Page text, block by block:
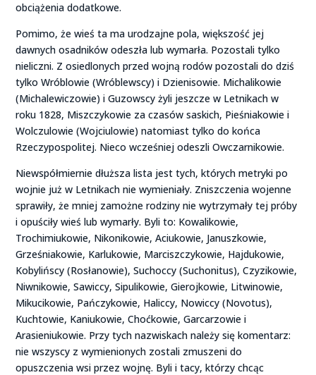
obciążenia dodatkowe.
Pomimo, że wieś ta ma urodzajne pola, większość jej
dawnych osadników odeszła lub wymarła. Pozostali tylko
nieliczni. Z osiedlonych przed wojną rodów pozostali do dziś
tylko Wróblowie (Wróblewscy) i Dzienisowie. Michalikowie
(Michalewiczowie) i Guzowscy żyli jeszcze w Letnikach w
roku 1828, Miszczykowie za czasów saskich, Pieśniakowie i
Wolczulowie (Wojciulowie) natomiast tylko do końca
Rzeczypospolitej. Nieco wcześniej odeszli Owczarnikowie.
Niewspółmiernie dłuższa lista jest tych, których metryki po
wojnie już w Letnikach nie wymieniały. Zniszczenia wojenne
sprawiły, że mniej zamożne rodziny nie wytrzymały tej próby
i opuściły wieś lub wymarły. Byli to: Kowalikowie,
Trochimiukowie, Nikonikowie, Aciukowie, Januszkowie,
Grześniakowie, Karlukowie, Marciszczykowie, Hajdukowie,
Kobylińscy (Rosłanowie), Suchoccy (Suchonitus), Czyzikowie,
Niwnikowie, Sawiccy, Sipulikowie, Gierojkowie, Litwinowie,
Mikucikowie, Pańczykowie, Haliccy, Nowiccy (Novotus),
Kuchtowie, Kaniukowie, Choćkowie, Garcarzowie i
Arasieniukowie. Przy tych nazwiskach należy się komentarz:
nie wszyscy z wymienionych zostali zmuszeni do
opuszczenia wsi przez wojnę. Byli i tacy, którzy chcąc